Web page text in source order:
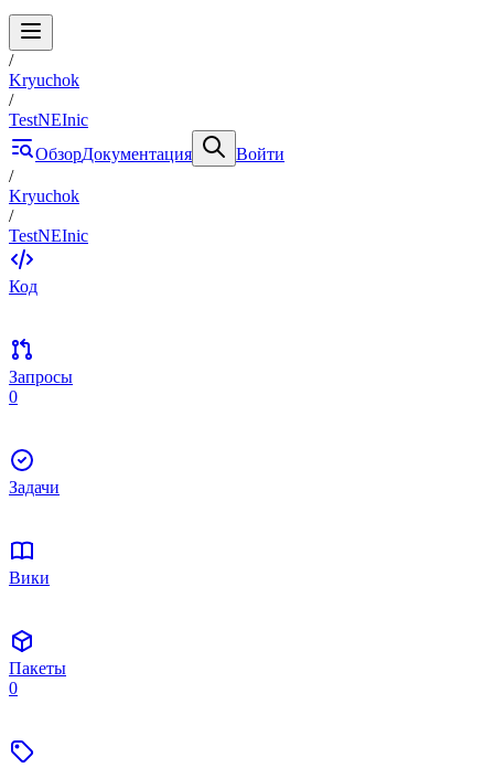
/
Kryuchok
/
TestNEInic
ОбзорДокументация
Войти
/
Kryuchok
/
TestNEInic
Код
Запросы
0
Задачи
Вики
Пакеты
0